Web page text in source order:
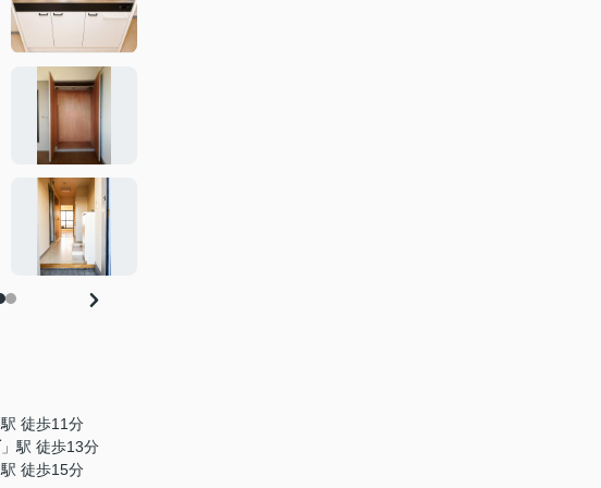
徒歩11分
」駅 徒歩13分
駅 徒歩15分